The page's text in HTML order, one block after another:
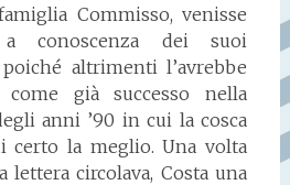
Commisso, venisse
a conoscenza dei suoi
altrimenti l’avrebbe
come già successo nella
anni ’90 in cui la cosca
certo la meglio. Una volta
lettera circolava, Costa una